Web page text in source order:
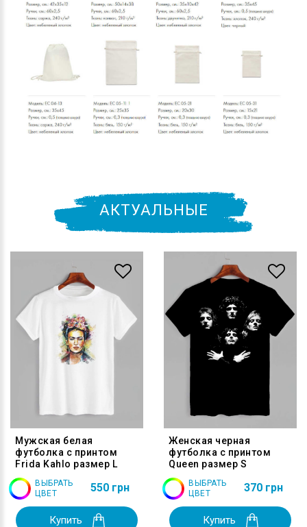
АКТУАЛЬНЫЕ
Мужская белая
футболка с принтом
Frida Kahlo размер L
ВЫБРАТЬ
ЦВЕТ
550 грн
Купить
Женская черная
футболка с принтом
Queen размер S
ВЫБРАТЬ
ЦВЕТ
370 грн
Купить